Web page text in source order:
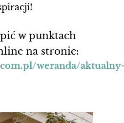
w punktach
na stronie:
weranda/